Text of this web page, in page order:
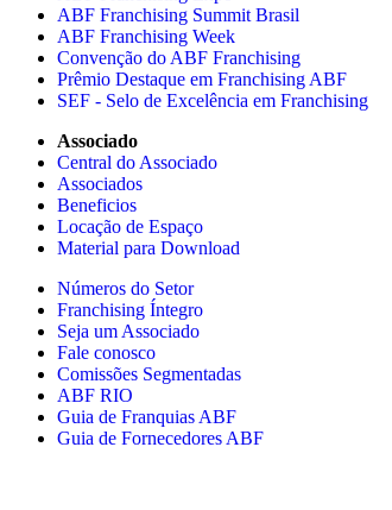
ABF Franchising Summit Brasil
ABF Franchising Week
Convenção do ABF Franchising
Prêmio Destaque em Franchising ABF
SEF - Selo de Excelência em Franchising
Associado
Central do Associado
Associados
Beneficios
Locação de Espaço
Material para Download
Números do Setor
Franchising Íntegro
Seja um Associado
Fale conosco
Comissões Segmentadas
ABF RIO
Guia de Franquias ABF
Guia de Fornecedores ABF